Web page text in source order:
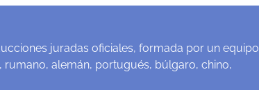
juradas oficiales, formada por un equipo
alemán, portugués, búlgaro, chino,